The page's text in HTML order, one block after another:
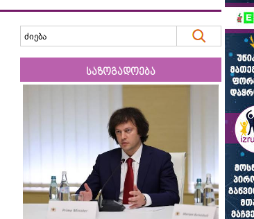
საზოგადოება